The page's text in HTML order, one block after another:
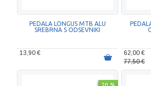
PEDALA LONGUS MTB ALU
SREBRNA S ODSEVNIKI
13,90 €
62,00 €
77,50 €